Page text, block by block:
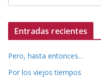
Entradas recientes
Pero, hasta entonces…
Por los viejos tiempos